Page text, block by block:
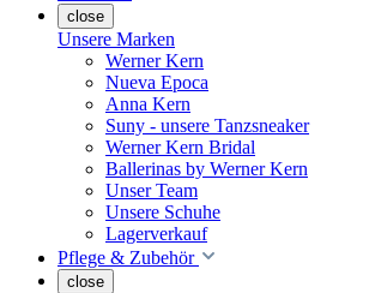
close
Unsere Marken
Werner Kern
Nueva Epoca
Anna Kern
Suny - unsere Tanzsneaker
Werner Kern Bridal
Ballerinas by Werner Kern
Unser Team
Unsere Schuhe
Lagerverkauf
Pflege & Zubehör
close